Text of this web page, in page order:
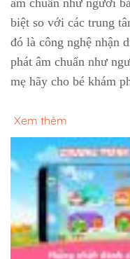
biệt so với các trung
đó là công nghệ nhận
phát âm chuẩn như
mẹ hãy cho bé khám
Xem thêm